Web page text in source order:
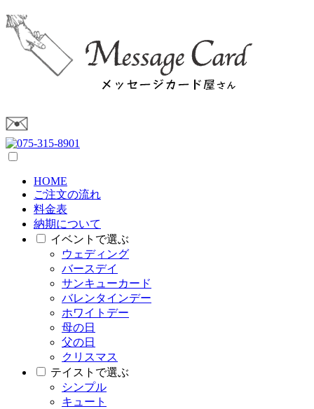
HOME
ご注文の流れ
料金表
納期について
イベントで選ぶ
ウェディング
バースデイ
サンキューカード
バレンタインデー
ホワイトデー
母の日
父の日
クリスマス
テイストで選ぶ
シンプル
キュート